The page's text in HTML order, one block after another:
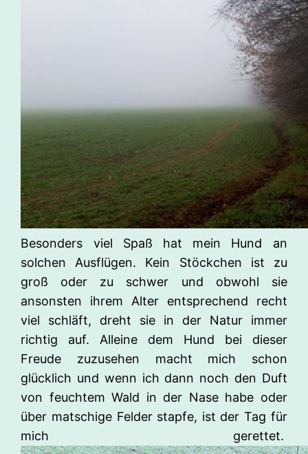
Besonders viel Spaß hat mein Hund an
solchen Ausflügen. Kein Stöckchen ist zu
groß oder zu schwer und obwohl sie
ansonsten ihrem Alter entsprechend recht
viel schläft, dreht sie in der Natur immer
richtig auf. Alleine dem Hund bei dieser
Freude zuzusehen macht mich schon
glücklich und wenn ich dann noch den Duft
von feuchtem Wald in der Nase habe oder
über matschige Felder stapfe, ist der Tag für
mich gerettet.